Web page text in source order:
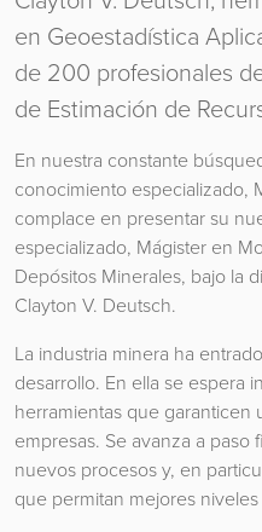
en Geoestadística
de 200 profesionales
de Estimación de
En nuestra constante
conocimiento especializado,
complace en presentar su
especializado, Mágister en
Depósitos Minerales, bajo la
Clayton V. Deutsch.
La industria minera ha
desarrollo. En ella se espera
herramientas que garanticen
empresas. Se avanza a
nuevos procesos y, en
que permitan mejores